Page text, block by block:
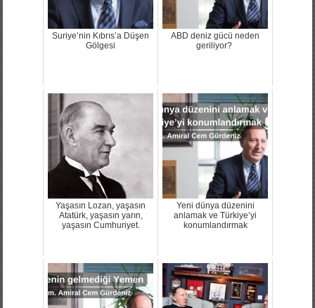
Suriye’nin Kıbrıs’a Düşen
Gölgesi
ABD deniz gücü neden
geriliyor?
Yaşasın Lozan, yaşasın
Atatürk, yaşasın yarın,
yaşasın Cumhuriyet.
Yeni dünya düzenini
anlamak ve Türkiye’yi
konumlandırmak